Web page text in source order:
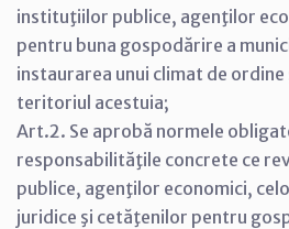
instituţiilor publice, agenţilor
pentru buna gospodărire a
instaurarea unui climat de ordine
teritoriul acestuia;
Art.2. Se aprobă normele
responsabilităţile concrete ce
publice, agenţilor economici,
juridice şi cetăţenilor pentru